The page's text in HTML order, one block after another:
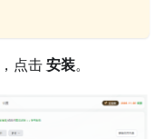
，点击安装。